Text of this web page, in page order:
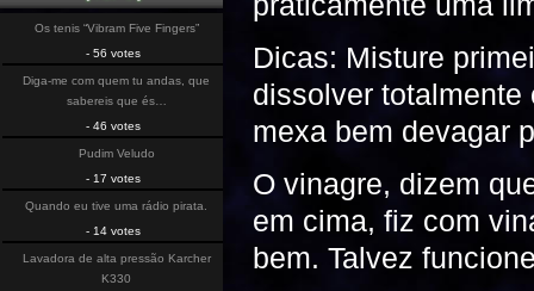
Dicas: Misture
dissolver totalmente
mexa bem devagar
O vinagre, dizem
em cima, fiz com
bem. Talvez
Os tenis “Vibram Five Fingers”
- 56 votes
Diga-me com quem tu andas, que
sabereis que és…
- 46 votes
Pudim Veludo
- 17 votes
Quando eu tive uma rádio pirata.
- 14 votes
Lavadora de alta pressão Karcher
K330